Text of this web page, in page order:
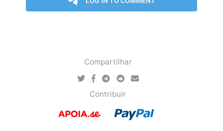
Compartilhar
Contribuir